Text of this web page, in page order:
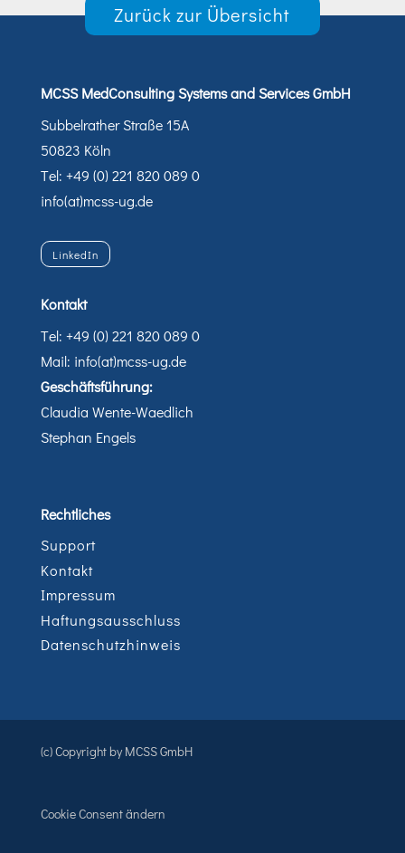
Zurück zur Übersicht
MCSS MedConsulting Systems and Services GmbH
Subbelrather Straße 15A
50823 Köln
Tel: +49 (0) 221 820 089 0
info(at)mcss-ug.de
LinkedIn
Kontakt
Tel: +49 (0) 221 820 089 0
Mail: info(at)mcss-ug.de
Geschäftsführung:
Claudia Wente-Waedlich
Stephan Engels
Rechtliches
Support
Kontakt
Impressum
Haftungsausschluss
Datenschutzhinweis
(c) Copyright by MCSS GmbH
Cookie Consent ändern